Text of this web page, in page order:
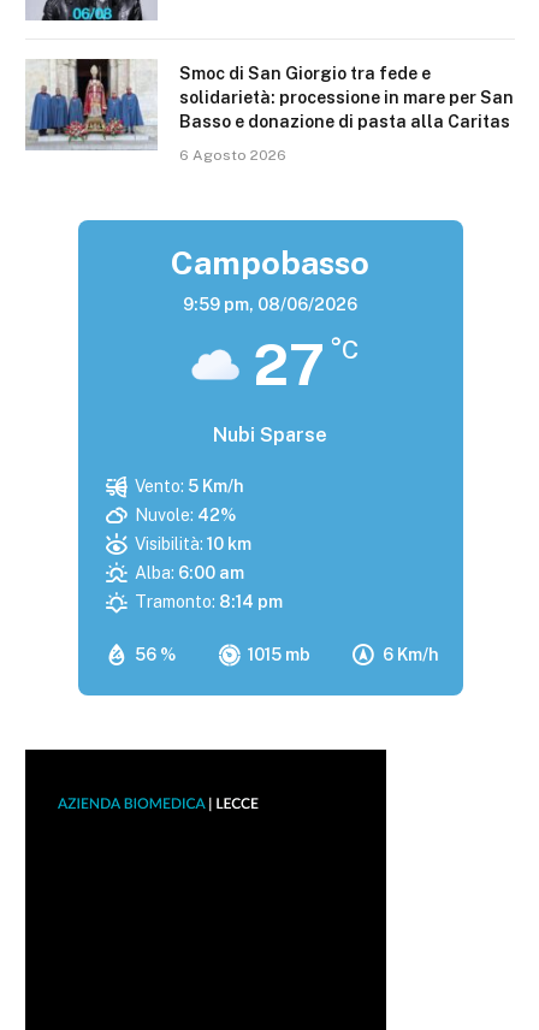
Smoc di San Giorgio tra fede e
solidarietà: processione in mare per San
Basso e donazione di pasta alla Caritas
6 Agosto 2026
Campobasso
9:59 pm, 08/06/2026
27 °C
Nubi Sparse
56 % 1015 mb 6 Km/h
Vento: 5 Km/h
Nuvole: 42%
Visibilità: 10 km
Alba: 6:00 am
Tramonto: 8:14 pm